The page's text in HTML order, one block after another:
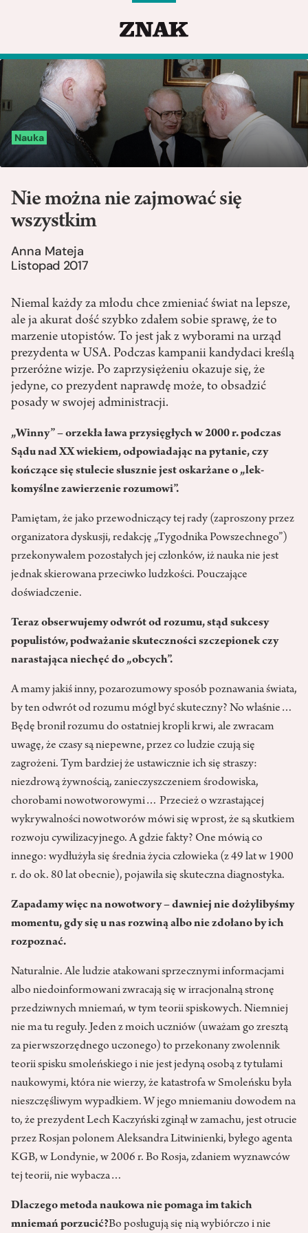
Nauka
Nie można nie zajmować się
wszystkim
Anna Mateja
Listopad 2017
Niemal każdy za młodu chce zmieniać świat na lepsze,
ale ja akurat dość szybko zdałem sobie sprawę, że to
marzenie utopistów. To jest jak z wyborami na urząd
prezydenta w USA. Podczas kampanii kandydaci kreślą
przeróżne wizje. Po zaprzysiężeniu okazuje się, że
jedyne, co prezydent naprawdę może, to obsadzić
posady w swojej administracji.
„Winny” – orzekła ława przy­sięgłych w 2000 r. podczas
Sądu nad XX wiekiem, odpowiadając na pytanie, czy
kończące się stu­lecie słusznie jest oskarżane o „lek­
komyślne zawierzenie rozumowi”.
Pamiętam, że jako przewodniczący tej rady (zaproszony przez
organi­zatora dyskusji, redakcję „Tygo­dnika Powszechnego”)
przekony­wałem pozostałych jej członków, iż nauka nie jest
jednak skierowana przeciwko ludzkości. Pouczające
doświadczenie.
Teraz obserwujemy odwrót od rozumu, stąd sukcesy
populistów, podważanie skuteczności szcze­pionek czy
narastająca niechęć do „obcych”.
A mamy jakiś inny, pozarozumowy sposób poznawania świata,
by ten odwrót od rozumu mógł być sku­teczny? No właśnie…
Będę bronił rozumu do ostatniej kropli krwi, ale zwracam
uwagę, że czasy są nie­pewne, przez co ludzie czują się
zagrożeni. Tym bardziej że usta­wicznie ich się straszy:
niezdrową żywnością, zanieczyszczeniem środowiska,
chorobami nowotwo­rowymi… Przecież o wzrastającej
wykrywalności nowotworów mówi się wprost, że są skutkiem
rozwoju cywilizacyjnego. A gdzie fakty? One mówią co
innego: wydłużyła się średnia życia człowieka (z 49 lat w 1900
r. do ok. 80 lat obecnie), poja­wiła się skuteczna diagnostyka.
Zapadamy więc na nowo­twory – dawniej nie dożylibyśmy
momentu, gdy się u nas rozwiną albo nie zdołano by ich
rozpoznać.
Naturalnie. Ale ludzie atakowani sprzecznymi informacjami
albo niedoinformowani zwracają się w irracjonalną stronę
przedziw­nych mniemań, w tym teorii spi­skowych. Niemniej
nie ma tu reguły. Jeden z moich uczniów (uważam go zresztą
za pierwszorzędnego uczonego) to przekonany zwo­lennik
teorii spisku smoleńskiego i nie jest jedyną osobą z tytułami
naukowymi, która nie wierzy, że katastrofa w Smoleńsku była
nie­szczęśliwym wypadkiem. W jego mniemaniu dowodem na
to, że prezydent Lech Kaczyński zginął w zamachu, jest otrucie
przez Rosjan polonem Aleksandra Litwi­nienki, byłego agenta
KGB, w Lon­dynie, w 2006 r. Bo Rosja, zdaniem wyznawców
tej teorii, nie wybacza…
Dlaczego metoda naukowa nie pomaga im takich
mniemań porzucić?Bo posługują się nią wybiórczo i nie